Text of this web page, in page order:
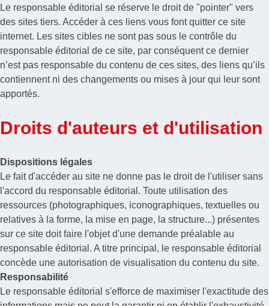
Le responsable éditorial se réserve le droit de "pointer" vers
des sites tiers. Accéder à ces liens vous font quitter ce site
internet. Les sites cibles ne sont pas sous le contrôle du
responsable éditorial de ce site, par conséquent ce dernier
n’est pas responsable du contenu de ces sites, des liens qu’ils
contiennent ni des changements ou mises à jour qui leur sont
apportés.
Droits d'auteurs et d'utilisation
Dispositions légales
Le fait d'accéder au site ne donne pas le droit de l'utiliser sans
l'accord du responsable éditorial. Toute utilisation des
ressources (photographiques, iconographiques, textuelles ou
relatives à la forme, la mise en page, la structure...) présentes
sur ce site doit faire l'objet d'une demande préalable au
responsable éditorial. A titre principal, le responsable éditorial
concède une autorisation de visualisation du contenu du site.
Responsabilité
Le responsable éditorial s'efforce de maximiser l'exactitude des